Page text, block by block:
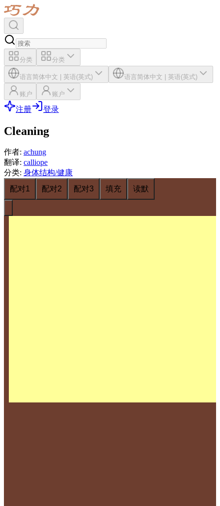
分类 分类
语言简体中文 | 英语(英式) 语言简体中文 | 英语(英式)
账户 账户
注册 登录
Cleaning
作者: achung
翻译: calliope
分类: 身体结构/健康
配对1
配对2 配对3 填充 读默